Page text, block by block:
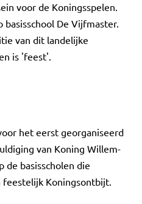
voor de Koningsspelen.
De Vijfmaster.
van dit landelijke
is 'feest'.
het eerst georganiseerd
van Koning Willem-
de basisscholen die
Koningsontbijt.